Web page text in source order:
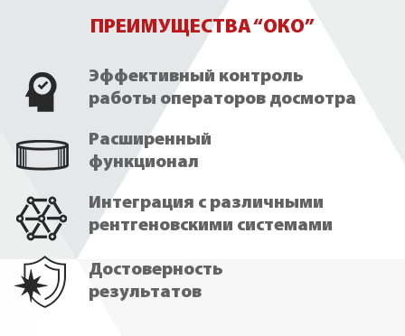
ПРЕИМУЩЕСТВА “ОКО”
Эффективный контроль
работы операторов досмотра
Расширенный
функционал
Интеграция с различными
рентгеновскими системами
Достоверность
результатов